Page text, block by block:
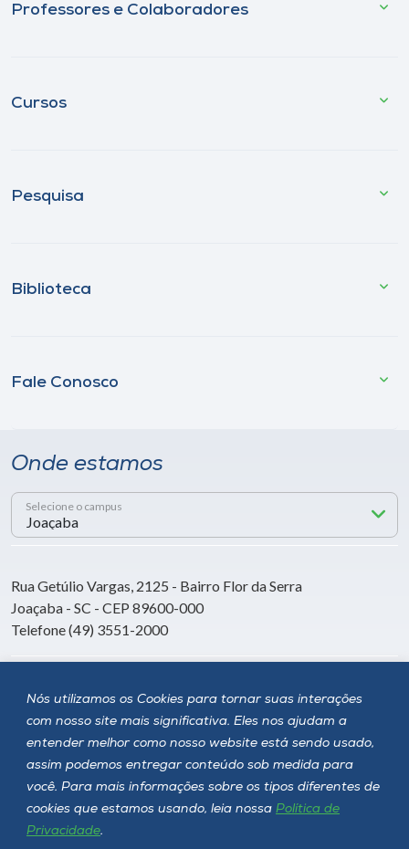
Nós utilizamos os Cookies para tornar suas interações
com nosso site mais significativa. Eles nos ajudam a
entender melhor como nosso website está sendo usado,
assim podemos entregar conteúdo sob medida para
você. Para mais informações sobre os tipos diferentes de
cookies que estamos usando, leia nossa Política de
Privacidade.
Professores e Colaboradores
Cursos
Pesquisa
Biblioteca
Fale Conosco
Onde estamos
Selecione o campus
Rua Getúlio Vargas, 2125 - Bairro Flor da Serra
Joaçaba - SC - CEP 89600-000
Telefone (49) 3551-2000
Siga a Unoesc